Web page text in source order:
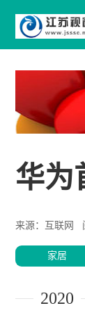
华为
来源：互联网
家居
2020